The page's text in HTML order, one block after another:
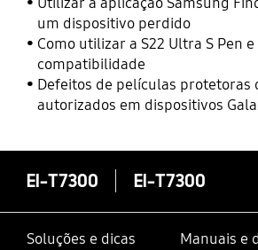
um dispositivo perdido
Como utilizar a S22 Ultra S Pen
compatibilidade
Defeitos de películas protetoras
autorizados em dispositivos
EI-T7300 EI-T7300
Soluções e dicas Manuais e